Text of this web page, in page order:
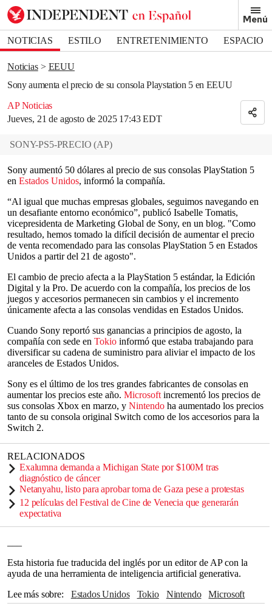
Menú
NOTICIAS ESTILO ENTRETENIMIENTO
ESPACIO
DEPORTES
Noticias
EEUU
Sony aumenta el precio de su consola Playstation 5 en EEUU
AP Noticias
Jueves, 21 de agosto de 2025 17:43 EDT
Bookmark popover
Removed from bookmarks
Close popover
SONY-PS5-PRECIO (AP)
Sony aumentó 50 dólares al precio de sus consolas PlayStation 5
en Estados Unidos, informó la compañía.
“Al igual que muchas empresas globales, seguimos navegando en
un desafiante entorno económico”, publicó Isabelle Tomatis,
vicepresidenta de Marketing Global de Sony, en un blog. "Como
resultado, hemos tomado la difícil decisión de aumentar el precio
de venta recomendado para las consolas PlayStation 5 en Estados
Unidos a partir del 21 de agosto".
El cambio de precio afecta a la PlayStation 5 estándar, la Edición
Digital y la Pro. De acuerdo con la compañía, los precios de los
juegos y accesorios permanecen sin cambios y el incremento
únicamente afecta a las consolas vendidas en Estados Unidos.
Cuando Sony reportó sus ganancias a principios de agosto, la
compañía con sede en Tokio informó que estaba trabajando para
diversificar su cadena de suministro para aliviar el impacto de los
aranceles de Estados Unidos.
Sony es el último de los tres grandes fabricantes de consolas en
aumentar los precios este año. Microsoft incrementó los precios de
sus consolas Xbox en marzo, y Nintendo ha aumentado los precios
tanto de su consola original Switch como de los accesorios para la
Switch 2.
RELACIONADOS
Exalumna demanda a Michigan State por $100M tras
diagnóstico de cáncer
Netanyahu, listo para aprobar toma de Gaza pese a protestas
12 películas del Festival de Cine de Venecia que generarán
expectativa
Esta historia fue traducida del inglés por un editor de AP con la
ayuda de una herramienta de inteligencia artificial generativa.
Lee más sobre
Estados Unidos Tokio Nintendo Microsoft